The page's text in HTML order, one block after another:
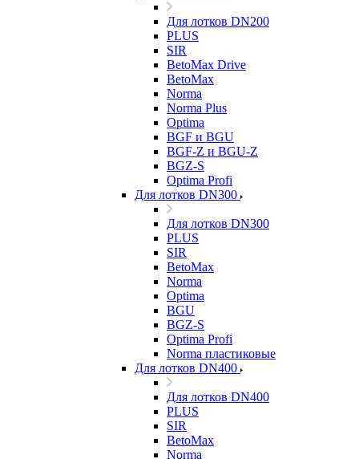
Для лотков DN200
PLUS
SIR
BetoMax Drive
BetoMax
Norma
Norma Plus
Optima
BGF и BGU
BGF-Z и BGU-Z
BGZ-S
Optima Profi
Для лотков DN300
Для лотков DN300
PLUS
SIR
BetoMax
Norma
Optima
BGU
BGZ-S
Optima Profi
Norma пластиковые
Для лотков DN400
Для лотков DN400
PLUS
SIR
BetoMax
Norma